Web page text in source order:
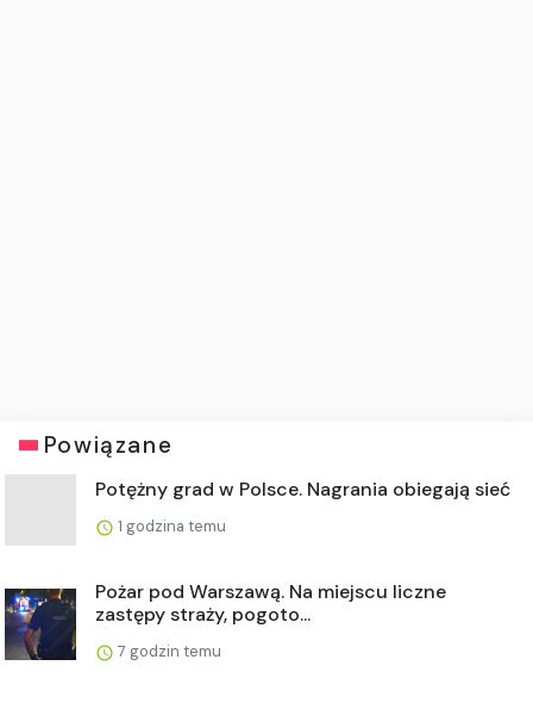
Powiązane
Potężny grad w Polsce. Nagrania obiegają sieć
1 godzina temu
Pożar pod Warszawą. Na miejscu liczne
zastępy straży, pogoto...
7 godzin temu